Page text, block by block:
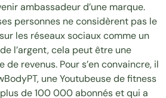
ambassadeur d’une marque.
personnes ne considèrent pas le
les réseaux sociaux comme un
l’argent, cela peut être une
revenus. Pour s’en convaincre, il
, une Youtubeuse de fitness
de 100 000 abonnés et qui a